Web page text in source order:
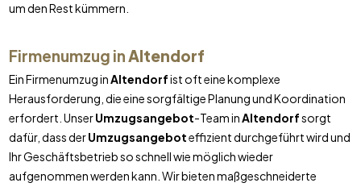
um den Rest kümmern.
Firmenumzug inAltendorf
Ein Firmenumzug inAltendorfist oft eine komplexe
Herausforderung, die eine sorgfältige Planung und Koordination
erfordert. UnserUmzugsangebot-Team inAltendorfsorgt
dafür, dass derUmzugsangeboteffizient durchgeführt wird und
Ihr Geschäftsbetrieb so schnell wie möglich wieder
aufgenommen werden kann. Wir bieten maßgeschneiderte